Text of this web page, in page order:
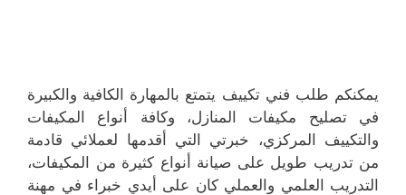
يمكنكم طلب فني تكييف يتمتع بالمهارة الكافية والكبيرة
في تصليح مكيفات المنازل، وكافة أنواع المكيفات
والتكييف المركزي، خبرتي التي أقدمها لعملائي قادمة
من تدريب طويل على صيانة أنواع كثيرة من المكيفات،
التدريب العلمي والعملي كان على أيدي خبراء في مهنة